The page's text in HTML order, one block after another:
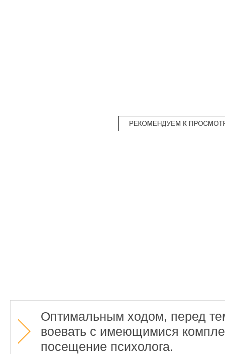
Оптимальным ходом, перед
воевать с имеющимися
посещение психолога.